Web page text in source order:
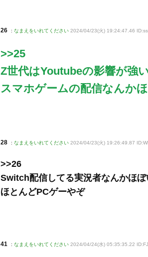
26 : なまえをいれてください 2024/04/23(火) 19:24:47.46
>>25
Z世代はYoutubeの影響が強
スマホゲームの配信なんか
28 : なまえをいれてください 2024/04/23(火) 19:26:49.87
>>26
Switch配信してる実況者なんかほ
ほとんどPCゲーやぞ
41 : なまえをいれてください 2024/04/24(水) 05:35:35.22